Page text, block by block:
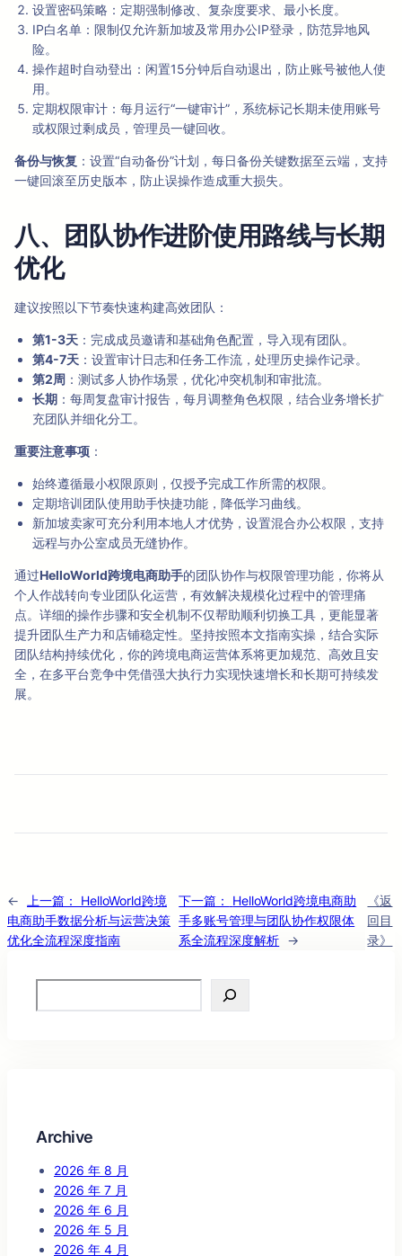
设置密码策略：定期强制修改、复杂度要求、最小长度。
IP白名单：限制仅允许新加坡及常用办公IP登录，防范异地风
险。
操作超时自动登出：闲置15分钟后自动退出，防止账号被他人使
用。
定期权限审计：每月运行“一键审计”，系统标记长期未使用账号
或权限过剩成员，管理员一键回收。
备份与恢复 ：设置“自动备份”计划，每日备份关键数据至云端，支持
一键回滚至历史版本，防止误操作造成重大损失。
八、团队协作进阶使用路线与长期
优化
建议按照以下节奏快速构建高效团队：
第1-3天 ：完成成员邀请和基础角色配置，导入现有团队。
第4-7天 ：设置审计日志和任务工作流，处理历史操作记录。
第2周 ：测试多人协作场景，优化冲突机制和审批流。
长期 ：每周复盘审计报告，每月调整角色权限，结合业务增长扩
充团队并细化分工。
重要注意事项 ：
始终遵循最小权限原则，仅授予完成工作所需的权限。
定期培训团队使用助手快捷功能，降低学习曲线。
新加坡卖家可充分利用本地人才优势，设置混合办公权限，支持
远程与办公室成员无缝协作。
通过HelloWorld跨境电商助手的团队协作与权限管理功能，你将从
个人作战转向专业团队化运营，有效解决规模化过程中的管理痛
点。详细的操作步骤和安全机制不仅帮助顺利切换工具，更能显著
提升团队生产力和店铺稳定性。坚持按照本文指南实操，结合实际
团队结构持续优化，你的跨境电商运营体系将更加规范、高效且安
全，在多平台竞争中凭借强大执行力实现快速增长和长期可持续发
展。
← 上一篇：
HelloWorld跨境
电商助手数据分析与运营决策
优化全流程深度指南
下一篇：
HelloWorld跨境电商助
手多账号管理与团队协作权限体
系全流程深度解析 →
《返
回目
录》
Archive
2026 年 8 月
2026 年 7 月
2026 年 6 月
2026 年 5 月
2026 年 4 月